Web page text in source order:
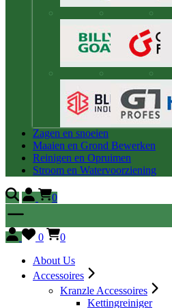
Zagen en snoeien
Maaien en Grond Bewerken
Reinigen en Opruimen
Stroom en Watervoorziening
0
0
0
About Us
Accessoires
Kranzle Accessoires
Kettingreiniger